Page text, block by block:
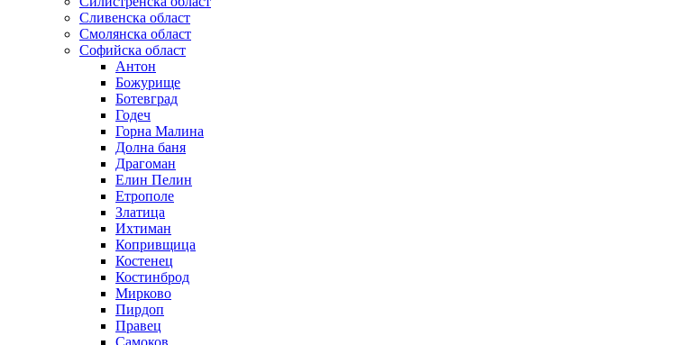
Сливенска област
Смолянска област
Софийска област
Антон
Божурище
Ботевград
Годеч
Горна Малина
Долна баня
Драгоман
Елин Пелин
Етрополе
Златица
Ихтиман
Копривщица
Костенец
Костинброд
Мирково
Пирдоп
Правец
Самоков